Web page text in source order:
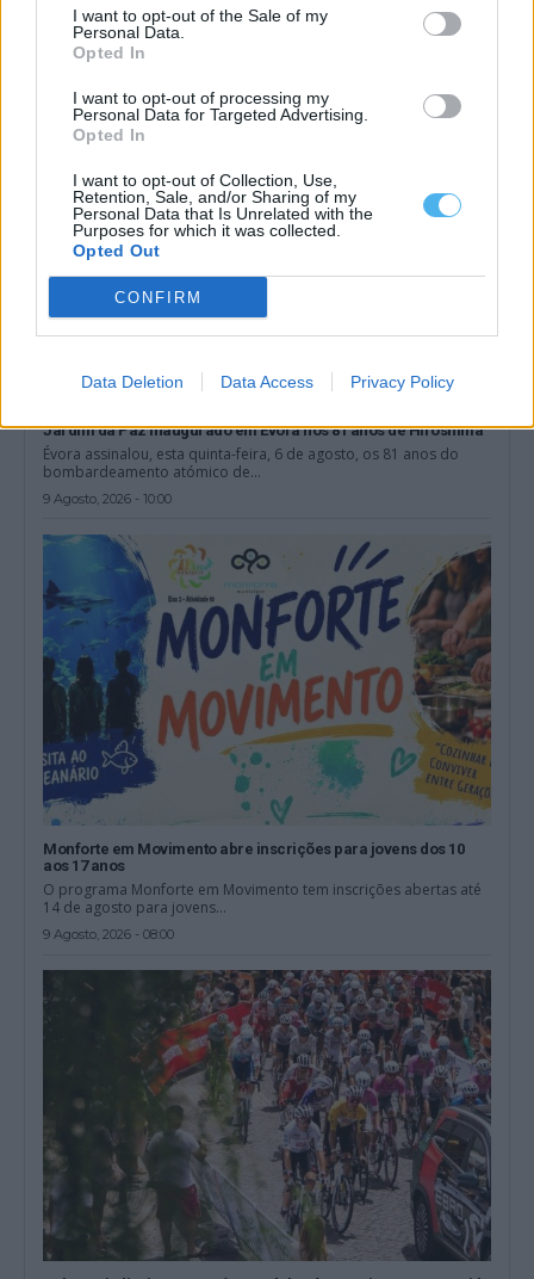
I want to opt-out of the Sale of my
Personal Data.
Opted In
I want to opt-out of processing my
Personal Data for Targeted Advertising.
Opted In
I want to opt-out of Collection, Use,
Retention, Sale, and/or Sharing of my
Personal Data that Is Unrelated with the
Purposes for which it was collected.
Opted Out
CONFIRM
Data Deletion Data Access Privacy Policy
Volta: Gonçalo Rodrigues desiste após queda em Elvas
O ciclista português Gonçalo Rodrigues (Óbidos Cycling Team)
abandonou a 87.ª edição da Volta...
Jardim da Paz inaugurado em Évora nos 81 anos de Hiroshima
Évora assinalou, esta quinta-feira, 6 de agosto, os 81 anos do
bombardeamento atómico de...
9 Agosto, 2026 - 10:00
Monforte em Movimento abre inscrições para jovens dos 10
aos 17 anos
O programa Monforte em Movimento tem inscrições abertas até
14 de agosto para jovens...
9 Agosto, 2026 - 08:00